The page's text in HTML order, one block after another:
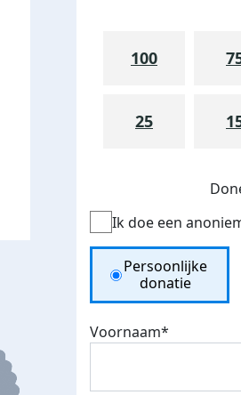
100
25
Ik doe een
Donation Type
Persoonlijke
donatie
Voornaam*